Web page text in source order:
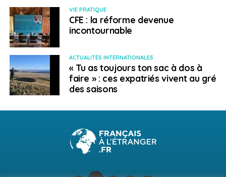
VIE PRATIQUE
CFE : la réforme devenue
incontournable
ACTUALITÉS INTERNATIONALES
« Tu as toujours ton sac à dos à
faire » : ces expatriés vivent au gré
des saisons